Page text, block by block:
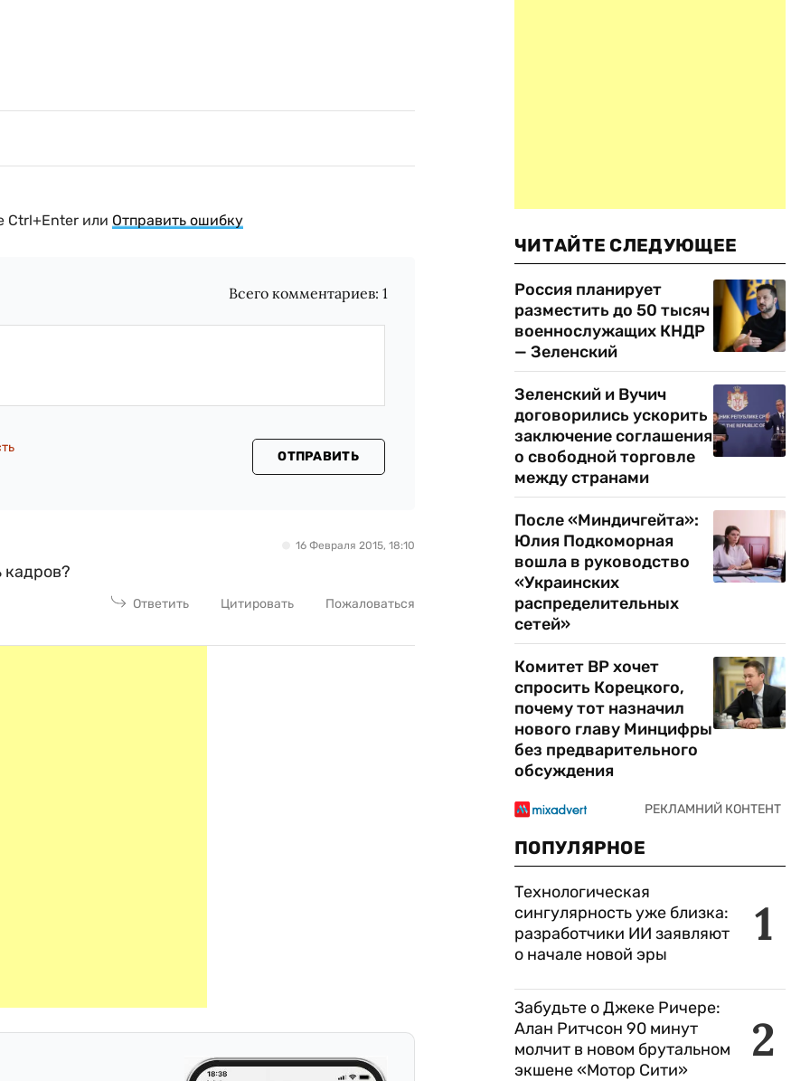
Ctrl+Enter или Отправить ошибку
Всего комментариев:1
ОТПРАВИТЬ
16 Февраля 2015, 18:10
кадров?
Ответить Цитировать Пожаловаться
ЧИТАЙТЕ СЛЕДУЮЩЕЕ
Россия планирует
разместить до 50 тысяч
военнослужащих КНДР
— Зеленский
Зеленский и Вучич
договорились ускорить
заключение соглашения
о свободной торговле
между странами
После «Миндичгейта»:
Юлия Подкоморная
вошла в руководство
«Украинских
распределительных
сетей»
Комитет ВР хочет
спросить Корецкого,
почему тот назначил
нового главу Минцифры
без предварительного
обсуждения
ПОПУЛЯРНОЕ
1
Технологическая
сингулярность уже близка:
разработчики ИИ заявляют
о начале новой эры
2
Забудьте о Джеке Ричере:
Алан Ритчсон 90 минут
молчит в новом брутальном
экшене «Мотор Сити»